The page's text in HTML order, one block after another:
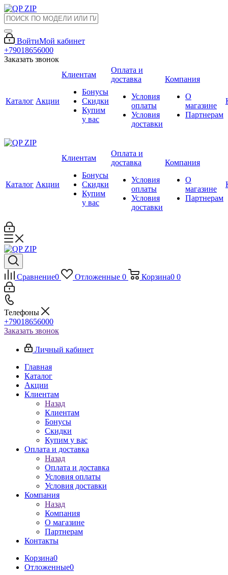
ВойтиМой кабинет
+79018656000
Заказать звонок
Каталог Акции
Клиентам
Бонусы
Скидки
Купим
у вас
Оплата и
доставка
Условия
оплаты
Условия
доставки
Компания
О
магазине
Партнерам
Каталог Акции
Клиентам
Бонусы
Скидки
Купим
у вас
Оплата и
доставка
Условия
оплаты
Условия
доставки
Компания
О
магазине
Партнерам
Сравнение0 Отложенные 0 Корзина0 0
Телефоны
+79018656000
Заказать звонок
Личный кабинет
Главная
Каталог
Акции
Клиентам
Назад
Клиентам
Бонусы
Скидки
Купим у вас
Оплата и доставка
Назад
Оплата и доставка
Условия оплаты
Условия доставки
Компания
Назад
Компания
О магазине
Партнерам
Контакты
Корзина0
Отложенные0